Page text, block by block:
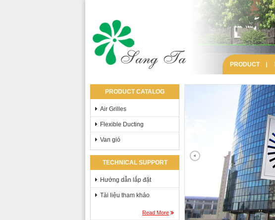
PRODUCT
PRODUCT CATALOG
Air Grilles
Flexible Ducting
Van gió
TECHNICAL SUPPORT
Hướng dẫn lắp đặt
Tài liệu tham khảo
Read More